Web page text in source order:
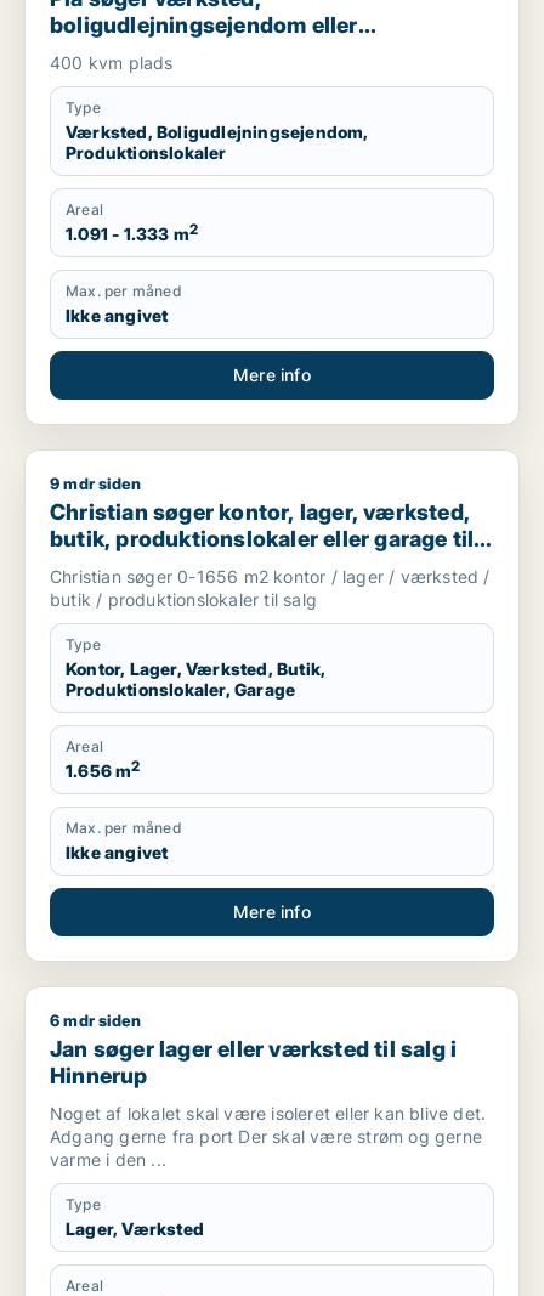
boligudlejningsejendom eller
produktionslokaler til salg i Herning
400 kvm plads
Type
Værksted, Boligudlejningsejendom,
Produktionslokaler
Areal
1.091 - 1.333 m2
Max. per måned
Ikke angivet
Mere info
Christian søger kontor, lager, værksted, butik,
9 mdr siden
Christian søger kontor, lager, værksted,
butik, produktionslokaler eller garage til
salg i Karup J, Skive eller Højslev m.fl.
Christian søger 0-1656 m2 kontor / lager / værksted /
butik / produktionslokaler til salg
Type
Kontor, Lager, Værksted, Butik,
Produktionslokaler, Garage
Areal
1.656 m2
Max. per måned
Ikke angivet
Mere info
Jan søger lager eller værksted til salg i Hinnerup
6 mdr siden
Jan søger lager eller værksted til salg i
Hinnerup
Noget af lokalet skal være isoleret eller kan blive det.
Adgang gerne fra port Der skal være strøm og gerne
varme i den ...
Type
Lager, Værksted
Areal